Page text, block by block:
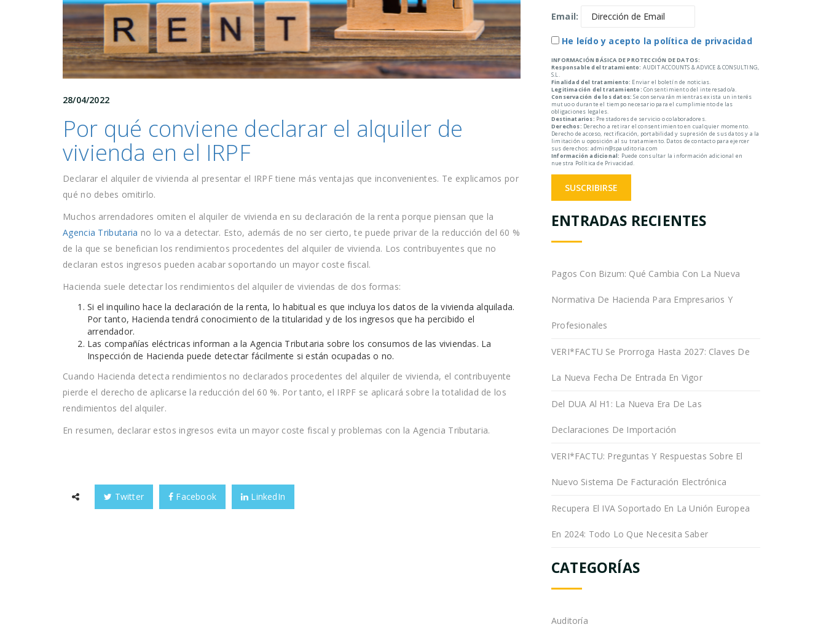
28/04/2022
Por qué conviene declarar el alquiler de
vivienda en el IRPF
Declarar el alquiler de vivienda al presentar el IRPF tiene más ventajas que inconvenientes. Te explicamos por
qué no debes omitirlo.
Muchos arrendadores omiten el alquiler de vivienda en su declaración de la renta porque piensan que la
Agencia Tributaria no lo va a detectar. Esto, además de no ser cierto, te puede privar de la reducción del 60 %
de la que se benefician los rendimientos procedentes del alquiler de vivienda. Los contribuyentes que no
declaran estos ingresos pueden acabar soportando un mayor coste fiscal.
Hacienda suele detectar los rendimientos del alquiler de viviendas de dos formas:
Si el inquilino hace la declaración de la renta, lo habitual es que incluya los datos de la vivienda alquilada.
Por tanto, Hacienda tendrá conocimiento de la titularidad y de los ingresos que ha percibido el
arrendador.
Las compañías eléctricas informan a la Agencia Tributaria sobre los consumos de las viviendas. La
Inspección de Hacienda puede detectar fácilmente si están ocupadas o no.
Cuando Hacienda detecta rendimientos no declarados procedentes del alquiler de vivienda, el contribuyente
pierde el derecho de aplicarse la reducción del 60 %. Por tanto, el IRPF se aplicará sobre la totalidad de los
rendimientos del alquiler.
En resumen, declarar estos ingresos evita un mayor coste fiscal y problemas con la Agencia Tributaria.
Twitter Facebook LinkedIn
Email:
He leído y acepto la política de privacidad
INFORMACIÓN BÁSICA DE PROTECCIÓN DE DATOS:
Responsable del tratamiento: AUDIT ACCOUNTS & ADVICE & CONSULTING,
S.L.
Finalidad del tratamiento: Enviar el boletín de noticias.
Legitimación del tratamiento: Consentimiento del interesado/a.
Conservación de los datos: Se conservarán mientras exista un interés
mutuo o durante el tiempo necesario para el cumplimiento de las
obligaciones legales.
Destinatarios: Prestadores de servicio o colaboradores.
Derechos: Derecho a retirar el consentimiento en cualquier momento.
Derecho de acceso, rectificación, portabilidad y supresión de sus datos y a la
limitación u oposición al su tratamiento. Datos de contacto para ejercer
sus derechos: admin@spauditoria.com
Información adicional: Puede consultar la información adicional en
nuestra Política de Privacidad.
ENTRADAS RECIENTES
Pagos Con Bizum: Qué Cambia Con La Nueva
Normativa De Hacienda Para Empresarios Y
Profesionales
VERI*FACTU Se Prorroga Hasta 2027: Claves De
La Nueva Fecha De Entrada En Vigor
Del DUA Al H1: La Nueva Era De Las
Declaraciones De Importación
VERI*FACTU: Preguntas Y Respuestas Sobre El
Nuevo Sistema De Facturación Electrónica
Recupera El IVA Soportado En La Unión Europea
En 2024: Todo Lo Que Necesita Saber
CATEGORÍAS
Auditoría